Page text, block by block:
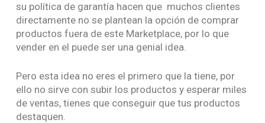
su política de garantía hacen que muchos clientes
directamente no se plantean la opción de comprar
productos fuera de este Marketplace, por lo que
vender en el puede ser una genial idea.
Pero esta idea no eres el primero que la tiene, por
ello no sirve con subir los productos y esperar miles
de ventas, tienes que conseguir que tus productos
destaquen.